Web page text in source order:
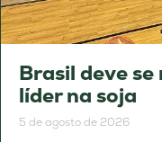
Brasil deve
líder na soja
5 de agosto de 2026